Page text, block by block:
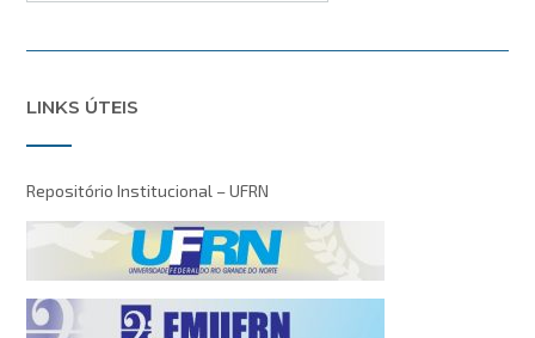
LINKS ÚTEIS
Repositório Institucional – UFRN